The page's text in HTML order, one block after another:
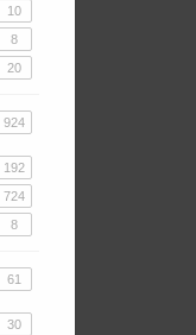
10
8
20
924
192
724
8
61
30